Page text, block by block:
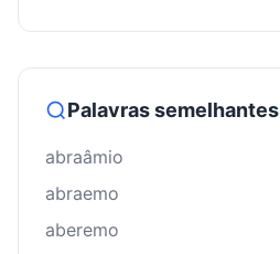
Palavras semelhantes
abraâmio
abraemo
aberemo